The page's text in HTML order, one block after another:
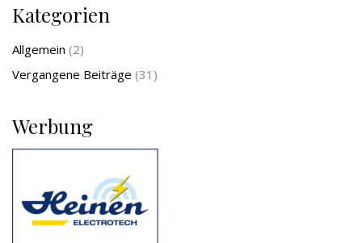
Kategorien
Allgemein (2)
Vergangene Beiträge (31)
Werbung